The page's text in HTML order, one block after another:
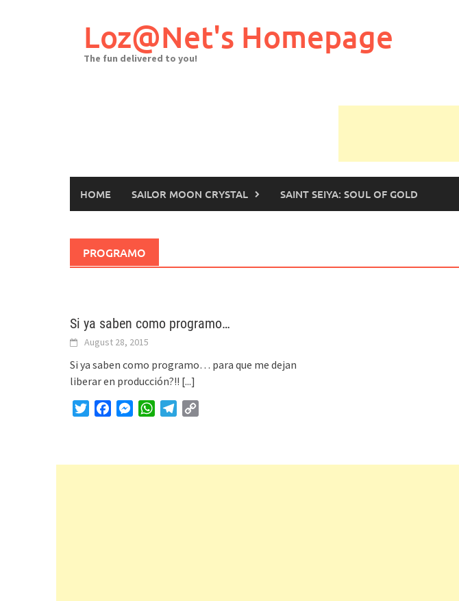
Loz@Net's Homepage
The fun delivered to you!
HOME SAILOR MOON CRYSTAL SAINT SEIYA: SOUL OF GOLD
PROGRAMO
Si ya saben como programo…
August 28, 2015
Si ya saben como programo… para que me dejan
liberar en producción?!! [...]
TwitterFacebookMessengerWhatsAppTelegram